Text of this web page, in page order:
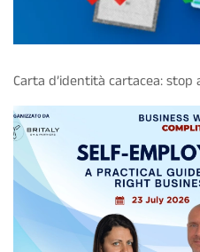
Carta d’identità cartacea: stop